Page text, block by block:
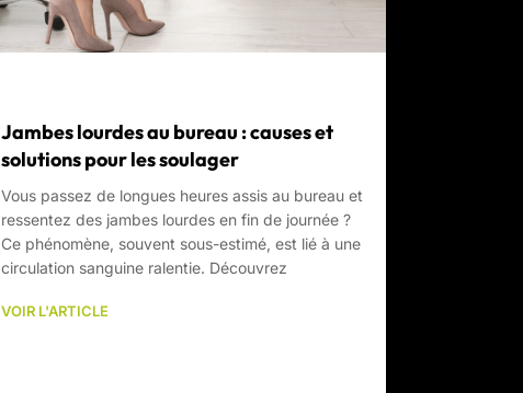
Jambes lourdes au bureau : causes et
solutions pour les soulager
Vous passez de longues heures assis au bureau et
ressentez des jambes lourdes en fin de journée ?
Ce phénomène, souvent sous-estimé, est lié à une
circulation sanguine ralentie. Découvrez
VOIR L'ARTICLE